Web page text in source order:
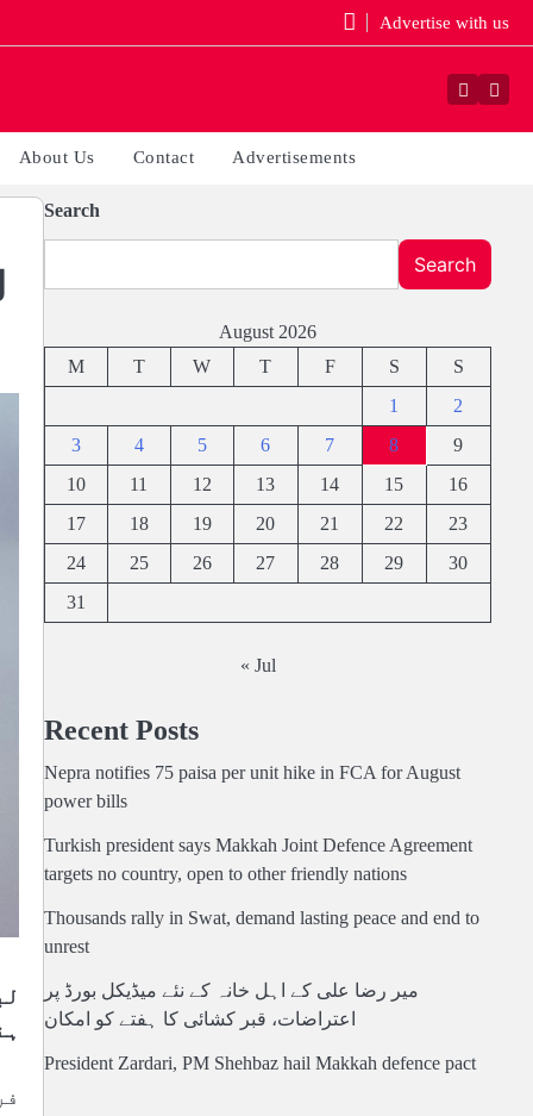
Advertise with us
Facebook
About Us Contact Advertisements
Search
Search
August 2026
M
T W T F S
S
1
2
3
4 5 6 7 8
9
10
11 12 13 14 15
16
17
18 19 20 21 22
23
24
25 26 27 28 29
30
31
« Jul
Recent Posts
Nepra notifies 75 paisa per unit hike in FCA for August
power bills
Turkish president says Makkah Joint Defence Agreement
targets no country, open to other friendly nations
Thousands rally in Swat, demand lasting peace and end to
unrest
میر رضا علی کے اہل خانہ کے نئے میڈیکل بورڈ پر
اعتراضات، قبر کشائی کا ہفتے کو امکان
President Zardari, PM Shehbaz hail Makkah defence pact